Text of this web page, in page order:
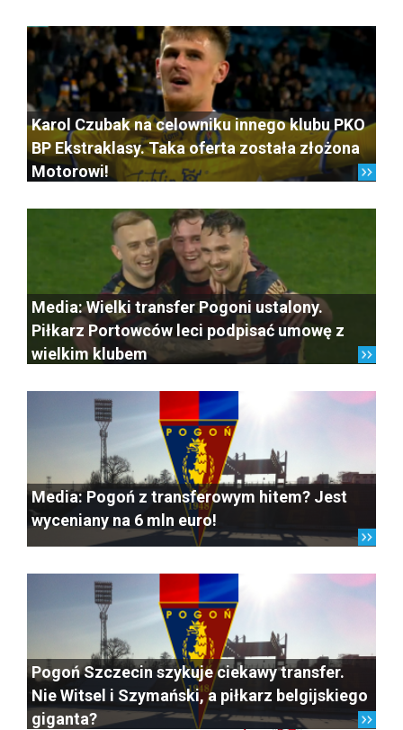
Karol Czubak na celowniku innego klubu PKO
BP Ekstraklasy. Taka oferta została złożona
Motorowi!
Media: Wielki transfer Pogoni ustalony.
Piłkarz Portowców leci podpisać umowę z
wielkim klubem
Media: Pogoń z transferowym hitem? Jest
wyceniany na 6 mln euro!
Pogoń Szczecin szykuje ciekawy transfer.
Nie Witsel i Szymański, a piłkarz belgijskiego
giganta?